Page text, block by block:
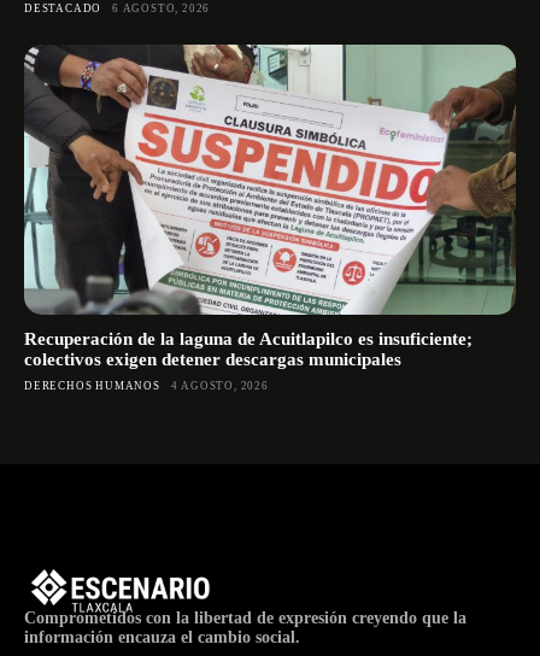
DESTACADO 6 AGOSTO, 2026
Recuperación de la laguna de Acuitlapilco es insuficiente;
colectivos exigen detener descargas municipales
DERECHOS HUMANOS 4 AGOSTO, 2026
Comprometidos con la libertad de expresión creyendo que la
información encauza el cambio social.